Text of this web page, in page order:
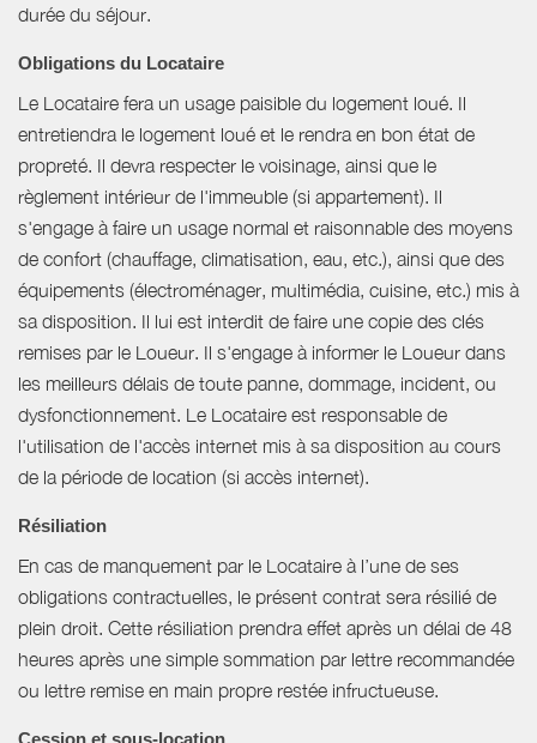
durée du séjour.
Obligations du Locataire
Le Locataire fera un usage paisible du logement loué. Il
entretiendra le logement loué et le rendra en bon état de
propreté. Il devra respecter le voisinage, ainsi que le
règlement intérieur de l'immeuble (si appartement). Il
s'engage à faire un usage normal et raisonnable des moyens
de confort (chauffage, climatisation, eau, etc.), ainsi que des
équipements (électroménager, multimédia, cuisine, etc.) mis à
sa disposition. Il lui est interdit de faire une copie des clés
remises par le Loueur. Il s'engage à informer le Loueur dans
les meilleurs délais de toute panne, dommage, incident, ou
dysfonctionnement. Le Locataire est responsable de
l'utilisation de l'accès internet mis à sa disposition au cours
de la période de location (si accès internet).
Résiliation
En cas de manquement par le Locataire à l’une de ses
obligations contractuelles, le présent contrat sera résilié de
plein droit. Cette résiliation prendra effet après un délai de 48
heures après une simple sommation par lettre recommandée
ou lettre remise en main propre restée infructueuse.